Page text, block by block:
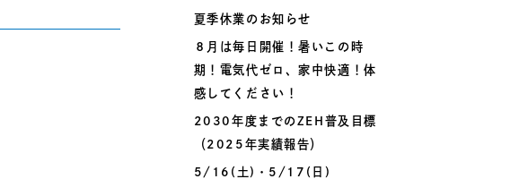
夏季休業のお知らせ
８月は毎日開催！暑いこの時
期！電気代ゼロ、家中快適！体
感してください！
2030年度までのZEH普及目標
（2025年実績報告）
5/16(土)・5/17(日)